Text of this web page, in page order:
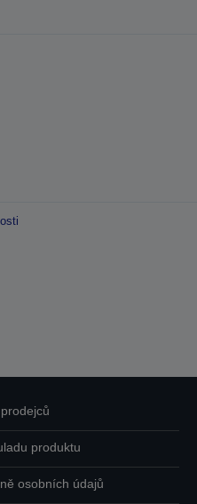
produktu
osobních údajů